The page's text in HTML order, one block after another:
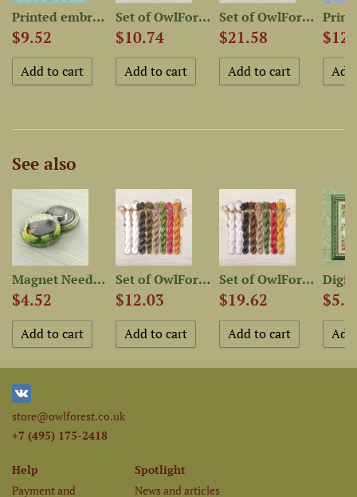
Printed embroidery chart...
$9.52
Set of OwlForest Hand-Dyed...
$10.74
Set of OwlForest Hand-Dyed...
$21.58
See also
Magnet Needle Minder “Black...
$4.52
Set of OwlForest Hand-Dyed...
$12.03
Set of OwlForest Hand-Dyed...
$19.62
store@owlforest.co.uk
+7 (495) 175-2418
Help
Payment and
Spotlight
News and articles